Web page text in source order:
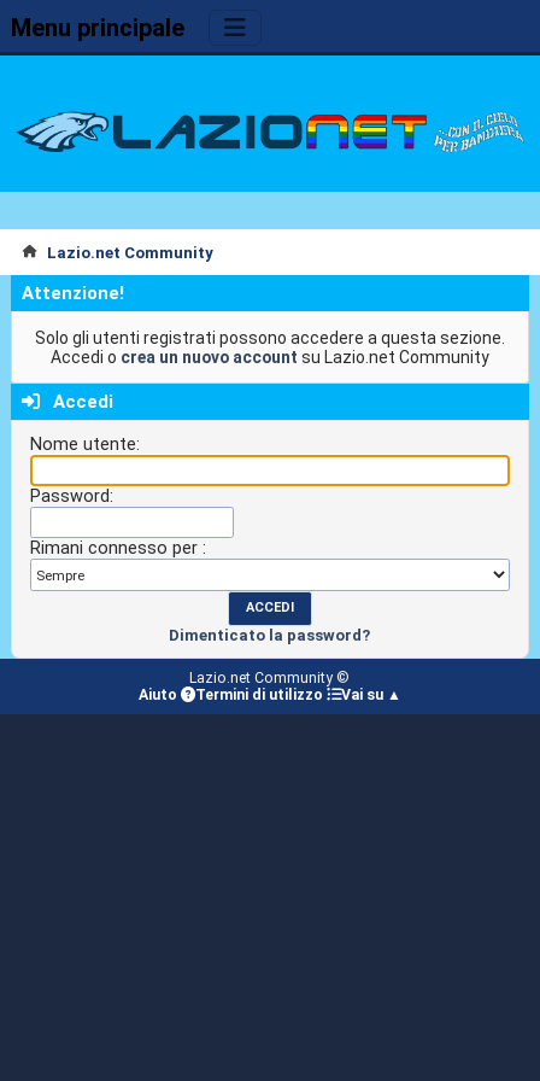
Menu principale
Lazio.net Community
Attenzione!
Solo gli utenti registrati possono accedere a questa sezione.
Accedi o crea un nuovo account su Lazio.net Community
Accedi
Nome utente:
Password:
Rimani connesso per :
Dimenticato la password?
Lazio.net Community ©
Aiuto
Termini di utilizzo Vai su ▲